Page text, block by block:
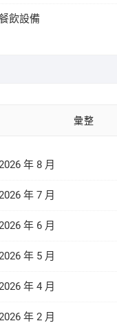
飲設備
彙整
年 8 月
年 7 月
年 6 月
年 5 月
年 4 月
年 2 月